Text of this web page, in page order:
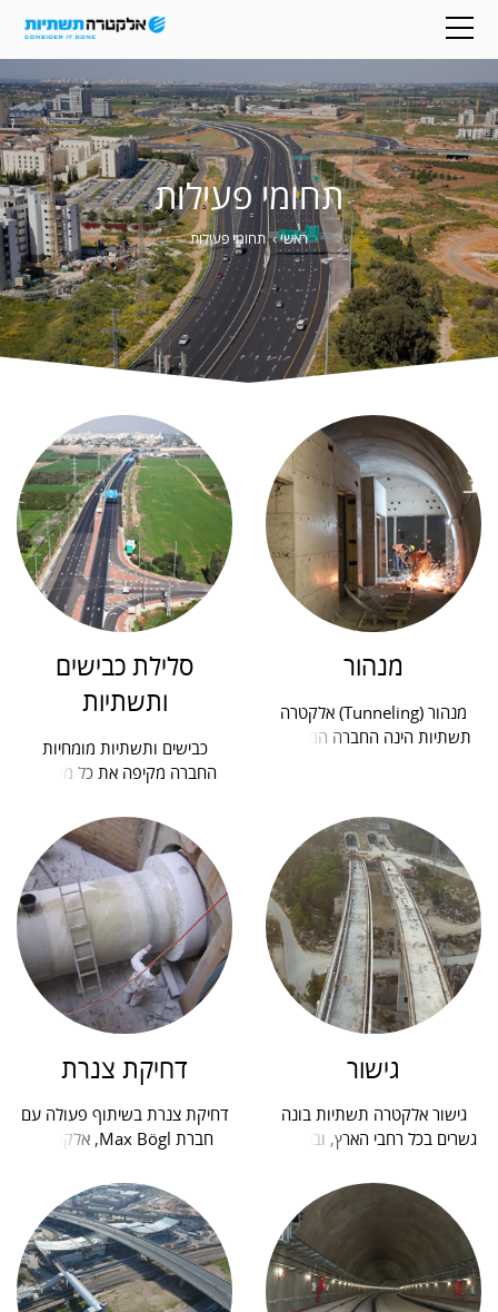
תחומי פעילות
ראשי›תחומי פעילות
מנהור
מנהור (Tunneling) אלקטרה
תשתיות הינה החברה המנוסה
סלילת כבישים
ותשתיות
כבישים ותשתיות מומחיות
החברה מקיפה את כל מרכיבי
המחלפים והכבישים, הרחבות...
גישור
גישור אלקטרה תשתיות בונה
גשרים בכל רחבי הארץ, ובכלל זה
בשיטות שונות....
דחיקת צנרת
דחיקת צנרת בשיתוף פעולה עם
חברת Max Bögl, אלקטרה
ובקטרים משתנים בשיטת Pipe...